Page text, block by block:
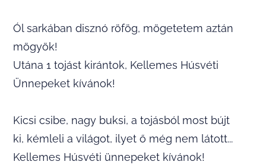
Ól sarkában disznó röfög, mögetetem aztán
mögyök!
Utána 1 tojást kirántok, Kellemes Húsvéti
Ünnepeket kívánok!
Kicsi csibe, nagy buksi, a tojásból most bújt
ki, kémleli a világot, ilyet ő még nem látott...
Kellemes Húsvéti ünnepeket kívánok!